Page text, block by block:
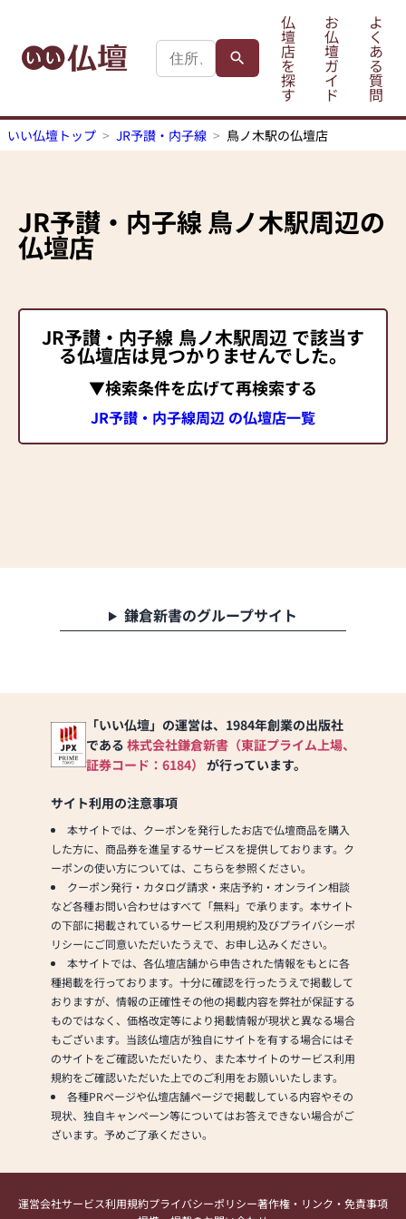
仏
壇
店
を
探
す
お
仏
壇
ガ
イ
ド
よ
く
あ
る
質
問
いい仏壇トップ JR予讃・内子線 鳥ノ木駅の仏壇店
JR予讃・内子線鳥ノ木駅周辺の
仏壇店
JR予讃・内子線 鳥ノ木駅周辺 で該当す
る仏壇店は見つかりませんでした。
▼検索条件を広げて再検索する
JR予讃・内子線周辺 の仏壇店一覧
鎌倉新書のグループサイト
「いい仏壇」の運営は、1984年創業の出版社
である 株式会社鎌倉新書（東証プライム上場、
証券コード：6184） が行っています。
サイト利用の注意事項
本サイトでは、クーポンを発行したお店で仏壇商品を購入
した方に、商品券を進呈するサービスを提供しております。ク
ーポンの使い方については、こちらを参照ください。
クーポン発行・カタログ請求・来店予約・オンライン相談
など各種お問い合わせはすべて「無料」で承ります。本サイト
の下部に掲載されているサービス利用規約及びプライバシーポ
リシーにご同意いただいたうえで、お申し込みください。
本サイトでは、各仏壇店舗から申告された情報をもとに各
種掲載を行っております。十分に確認を行ったうえで掲載して
おりますが、情報の正確性その他の掲載内容を弊社が保証する
ものではなく、価格改定等により掲載情報が現状と異なる場合
もございます。当該仏壇店が独自にサイトを有する場合にはそ
のサイトをご確認いただいたり、また本サイトのサービス利用
規約をご確認いただいた上でのご利用をお願いいたします。
各種PRページや仏壇店舗ページで掲載している内容やその
現状、独自キャンペーン等についてはお答えできない場合がご
ざいます。予めご了承ください。
運営会社サービス利用規約プライバシーポリシー著作権・リンク・免責事項